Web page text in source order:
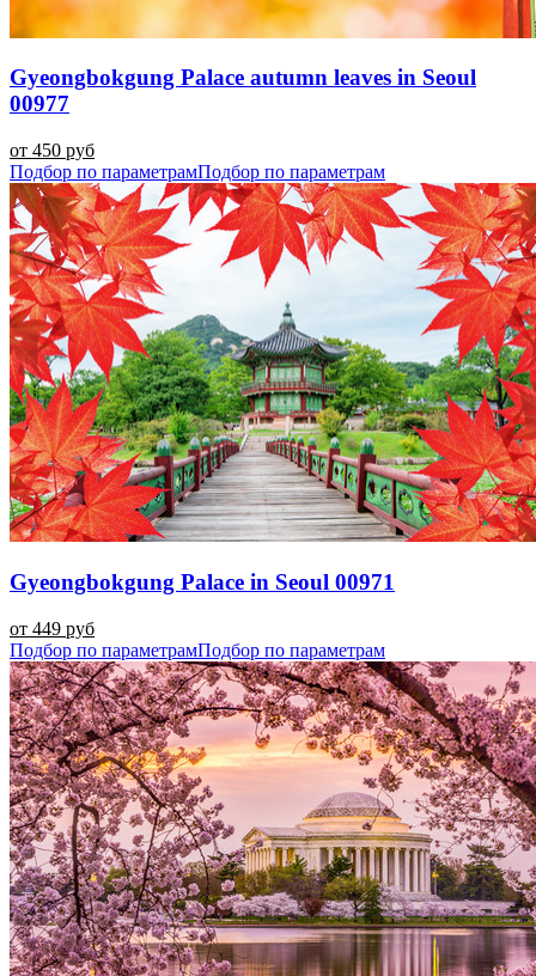
Gyeongbokgung Palace autumn leaves in Seoul
00977
от 450 руб
Подбор по параметрамПодбор по параметрам
Gyeongbokgung Palace in Seoul 00971
от 449 руб
Подбор по параметрамПодбор по параметрам